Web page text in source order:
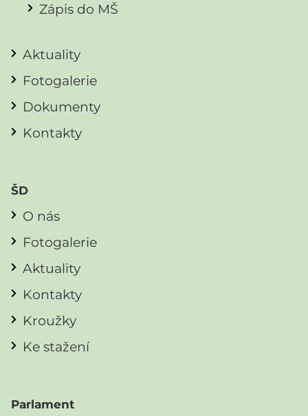
Zápis do MŠ
Aktuality
Fotogalerie
Dokumenty
Kontakty
ŠD
O nás
Fotogalerie
Aktuality
Kontakty
Kroužky
Ke stažení
Parlament